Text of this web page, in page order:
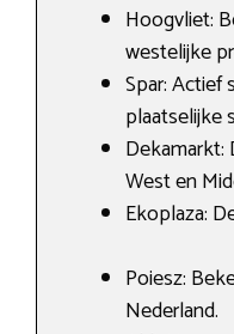
Hoogvliet:
westelijke
Spar: Actief
plaatselijke
Dekamarkt:
West en
Ekoplaza:
Poiesz:
Nederland.